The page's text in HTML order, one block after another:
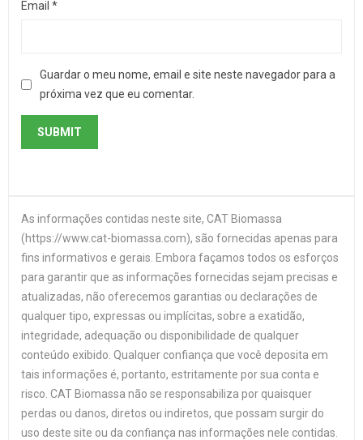
Email *
Guardar o meu nome, email e site neste navegador para a
próxima vez que eu comentar.
As informações contidas neste site, CAT Biomassa
(https://www.cat-biomassa.com), são fornecidas apenas para
fins informativos e gerais. Embora façamos todos os esforços
para garantir que as informações fornecidas sejam precisas e
atualizadas, não oferecemos garantias ou declarações de
qualquer tipo, expressas ou implícitas, sobre a exatidão,
integridade, adequação ou disponibilidade de qualquer
conteúdo exibido. Qualquer confiança que você deposita em
tais informações é, portanto, estritamente por sua conta e
risco. CAT Biomassa não se responsabiliza por quaisquer
perdas ou danos, diretos ou indiretos, que possam surgir do
uso deste site ou da confiança nas informações nele contidas.